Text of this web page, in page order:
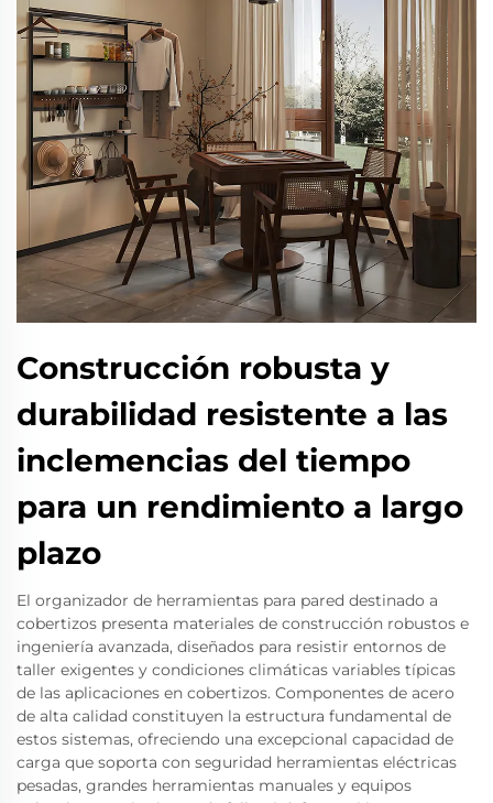
Construcción robusta y
durabilidad resistente a las
inclemencias del tiempo
para un rendimiento a largo
plazo
El organizador de herramientas para pared destinado a
cobertizos presenta materiales de construcción robustos e
ingeniería avanzada, diseñados para resistir entornos de
taller exigentes y condiciones climáticas variables típicas
de las aplicaciones en cobertizos. Componentes de acero
de alta calidad constituyen la estructura fundamental de
estos sistemas, ofreciendo una excepcional capacidad de
carga que soporta con seguridad herramientas eléctricas
pesadas, grandes herramientas manuales y equipos